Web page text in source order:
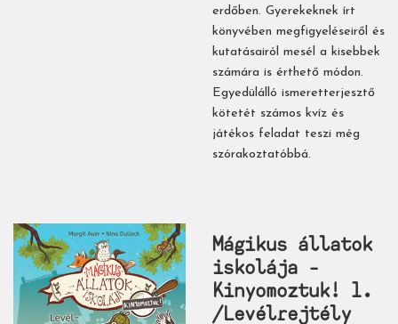
erdőben. Gyerekeknek írt
könyvében megfigyeléseiről és
kutatásairól mesél a kisebbek
számára is érthető módon.
Egyedülálló ismeretterjesztő
kötetét számos kvíz és
játékos feladat teszi még
szórakoztatóbbá.
Mágikus állatok
iskolája -
Kinyomoztuk! 1.
/Levélrejtély